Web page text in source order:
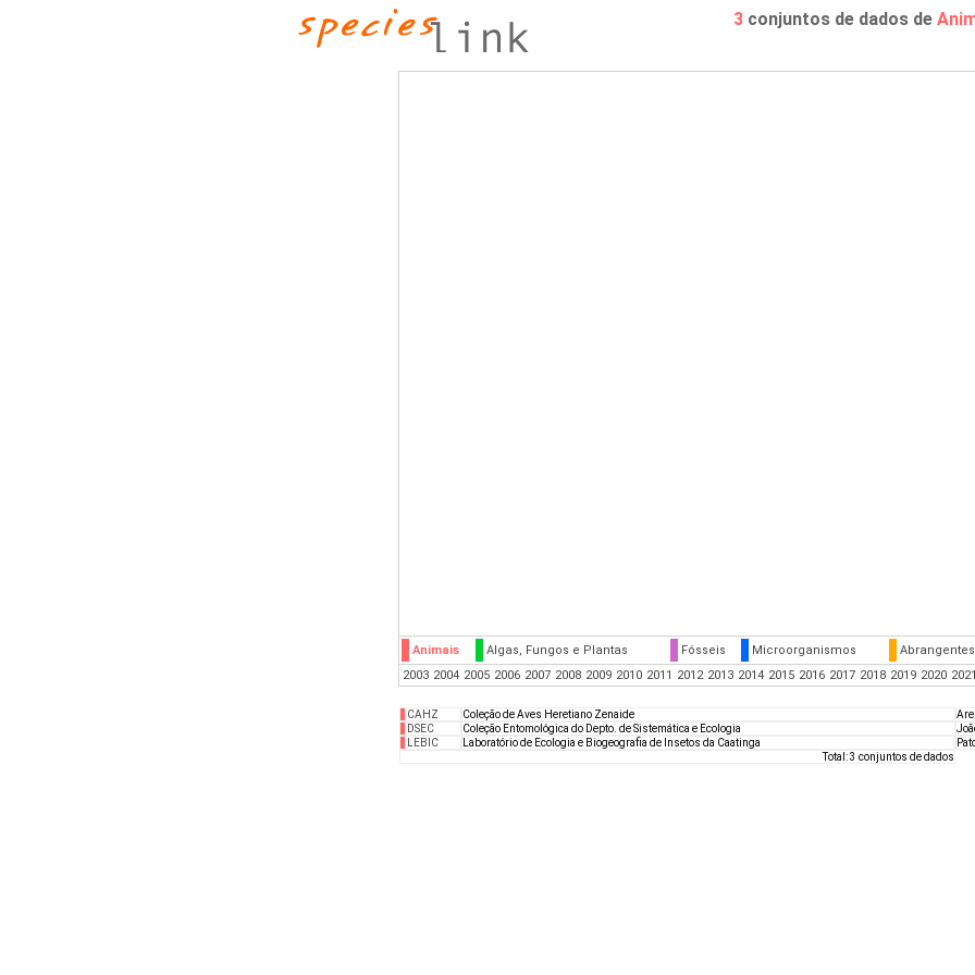
3 conjuntos de dados de
Animais Algas, Fungos e Plantas Fósseis Microorganismos Abrangentes
2003 2004 2005 2006 2007 2008 2009 2010 2011 2012 2013 2014 2015 2016 2017 2018 2019 2020 2021
CAHZ Coleção de Aves Heretiano Zenaide
DSEC
Coleção Entomológica do Depto. de Sistemática e Ecologia
LEBIC
Laboratório de Ecologia e Biogeografia de Insetos da Caatinga
Total: 3 conjuntos de dados